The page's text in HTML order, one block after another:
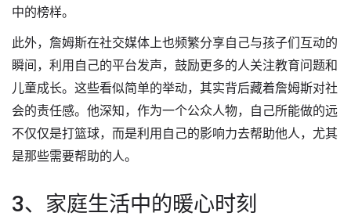
中的榜样。
此外，詹姆斯在社交媒体上也频繁分享自己与孩子们互动的
瞬间，利用自己的平台发声，鼓励更多的人关注教育问题和
儿童成长。这些看似简单的举动，其实背后藏着詹姆斯对社
会的责任感。他深知，作为一个公众人物，自己所能做的远
不仅仅是打篮球，而是利用自己的影响力去帮助他人，尤其
是那些需要帮助的人。
3、家庭生活中的暖心时刻